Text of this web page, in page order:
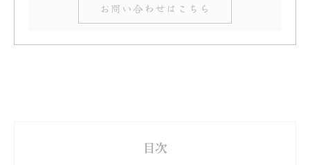
お問い合わせはこちら
目次